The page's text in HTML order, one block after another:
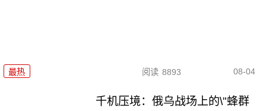
最热 阅读 8893 08-04
千机压境：俄乌战场上的\"蜂群